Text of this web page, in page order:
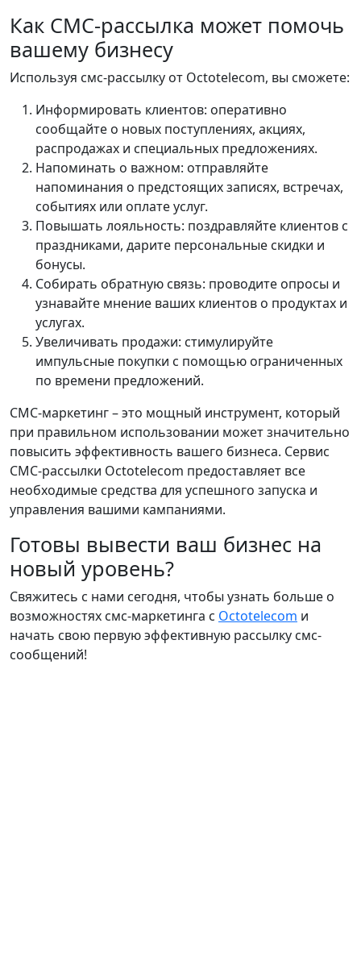
Как СМС-рассылка может помочь
вашему бизнесу
Используя смс-рассылку от Octotelecom, вы сможете:
Информировать клиентов: оперативно
сообщайте о новых поступлениях, акциях,
распродажах и специальных предложениях.
Напоминать о важном: отправляйте
напоминания о предстоящих записях, встречах,
событиях или оплате услуг.
Повышать лояльность: поздравляйте клиентов с
праздниками, дарите персональные скидки и
бонусы.
Собирать обратную связь: проводите опросы и
узнавайте мнение ваших клиентов о продуктах и
услугах.
Увеличивать продажи: стимулируйте
импульсные покупки с помощью ограниченных
по времени предложений.
СМС-маркетинг – это мощный инструмент, который
при правильном использовании может значительно
повысить эффективность вашего бизнеса. Сервис
СМС-рассылки Octotelecom предоставляет все
необходимые средства для успешного запуска и
управления вашими кампаниями.
Готовы вывести ваш бизнес на
новый уровень?
Свяжитесь с нами сегодня, чтобы узнать больше о
возможностях смс-маркетинга с Octotelecom и
начать свою первую эффективную рассылку смс-
сообщений!